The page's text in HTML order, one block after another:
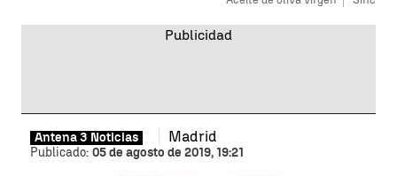
Antena 3 Noticias Madrid
Publicado: 05 de agosto de 2019, 19:21